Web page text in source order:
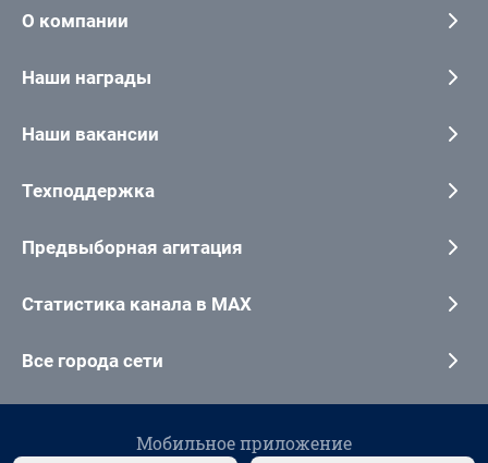
О компании
Наши награды
Наши вакансии
Техподдержка
Предвыборная агитация
Статистика канала в MAX
Все города сети
Мобильное приложение